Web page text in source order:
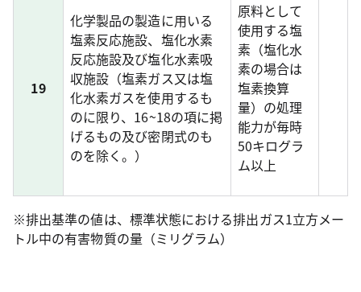
19
化学製品の製造に用いる
塩素反応施設、塩化水素
反応施設及び塩化水素吸
収施設（塩素ガス又は塩
化水素ガスを使用するも
のに限り、16~18の項に掲
げるもの及び密閉式のも
のを除く。）
原料として
使用する塩
素（塩化水
素の場合は
塩素換算
量）の処理
能力が毎時
50キログラ
ム以上
※排出基準の値は、標準状態における排出ガス1立方メー
トル中の有害物質の量（ミリグラム）